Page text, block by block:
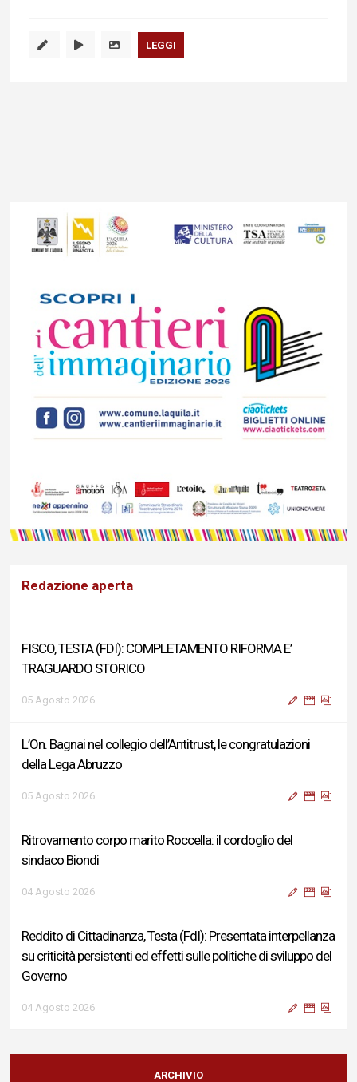
LEGGI
Redazione aperta
FISCO, TESTA (FDI): COMPLETAMENTO RIFORMA E’
TRAGUARDO STORICO
05 Agosto 2026
L’On. Bagnai nel collegio dell’Antitrust, le congratulazioni
della Lega Abruzzo
05 Agosto 2026
Ritrovamento corpo marito Roccella: il cordoglio del
sindaco Biondi
04 Agosto 2026
Reddito di Cittadinanza, Testa (FdI): Presentata interpellanza
su criticità persistenti ed effetti sulle politiche di sviluppo del
Governo
04 Agosto 2026
Sigismondi, Liris e Testa: “Profondo cordoglio e vicinanza al
Ministro Roccella e alla sua famiglia”
ARCHIVIO